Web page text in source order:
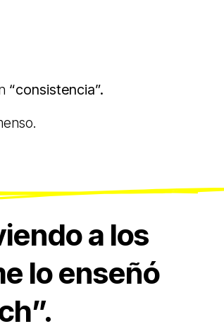
“consistencia”.
a los
lo enseñó